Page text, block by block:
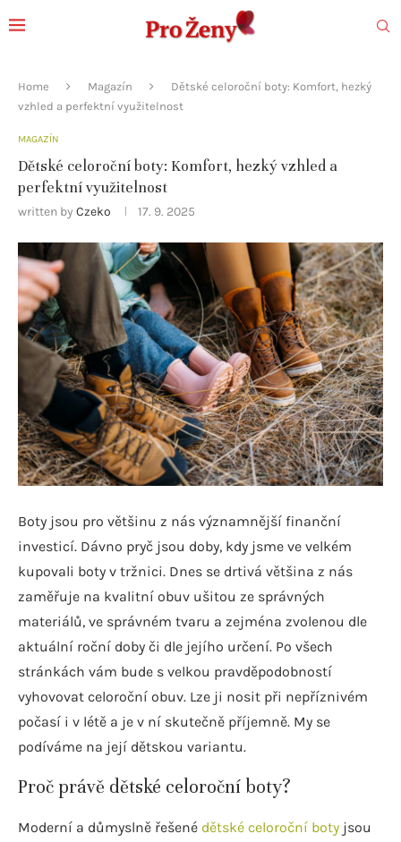
Home Magazín
Dětské celoroční boty: Komfort, hezký
vzhled a perfektní využitelnost
MAGAZÍN
Dětské celoroční boty: Komfort, hezký vzhled a
perfektní využitelnost
written by Czeko 17. 9. 2025
Boty jsou pro většinu z nás významnější finanční
investicí. Dávno pryč jsou doby, kdy jsme ve velkém
kupovali boty v tržnici. Dnes se drtivá většina z nás
zaměřuje na kvalitní obuv ušitou ze správných
materiálů, ve správném tvaru a zejména zvolenou dle
aktuální roční doby či dle jejího určení. Po všech
stránkách vám bude s velkou pravděpodobností
vyhovovat celoroční obuv. Lze ji nosit při nepříznivém
počasí i v létě a je v ní skutečně příjemně. My se
podíváme na její dětskou variantu.
Proč právě dětské celoroční boty?
Moderní a důmyslně řešené dětské celoroční boty jsou